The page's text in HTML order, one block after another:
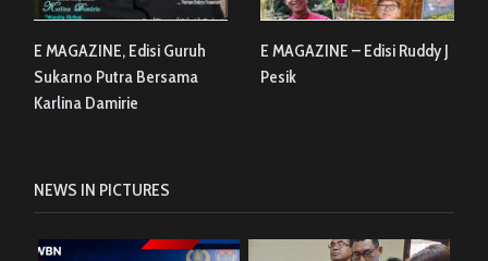
E MAGAZINE, Edisi Guruh
Sukarno Putra Bersama
Karlina Damirie
E MAGAZINE – Edisi Ruddy J
Pesik
NEWS IN PICTURES